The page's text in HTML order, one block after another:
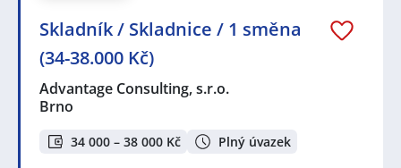
Skladník / Skladnice / 1 směna
(34-38.000 Kč)
Advantage Consulting, s.r.o.
Brno
34 000 – 38 000 Kč Plný úvazek